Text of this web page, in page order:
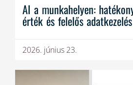
AI a munkahelyen:
érték és felelős adatkezelés
2026. június 23.